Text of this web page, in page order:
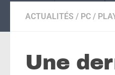
ACTUALITÉS / PC /
Une